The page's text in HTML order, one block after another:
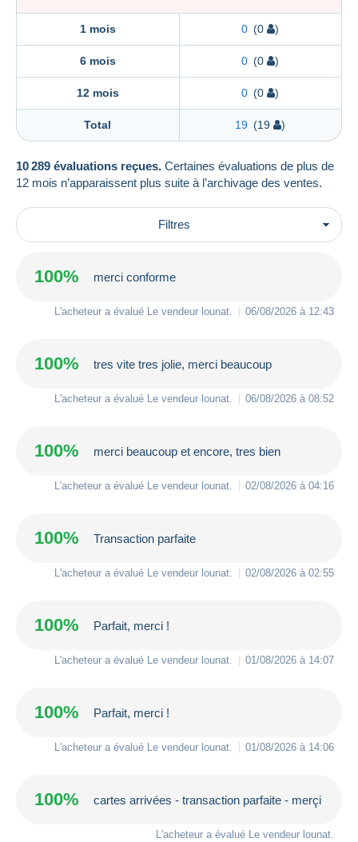
1 mois 0 (0 )
6 mois 0 (0 )
12 mois 0 (0 )
Total 19 (19 )
10 289 évaluations reçues. Certaines évaluations de plus de
12 mois n’apparaissent plus suite à l’archivage des ventes.
Filtres
100% merci conforme
L'acheteur a évalué Le vendeur lounat. 06/08/2026 à 12:43
100% tres vite tres jolie, merci beaucoup
L'acheteur a évalué Le vendeur lounat. 06/08/2026 à 08:52
100% merci beaucoup et encore, tres bien
L'acheteur a évalué Le vendeur lounat. 02/08/2026 à 04:16
100% Transaction parfaite
L'acheteur a évalué Le vendeur lounat. 02/08/2026 à 02:55
100% Parfait, merci !
L'acheteur a évalué Le vendeur lounat. 01/08/2026 à 14:07
100% Parfait, merci !
L'acheteur a évalué Le vendeur lounat. 01/08/2026 à 14:06
100% cartes arrivées - transaction parfaite - merçi
L'acheteur a évalué Le vendeur lounat.